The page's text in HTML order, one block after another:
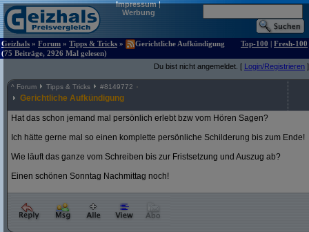
Impressum|
Werbung
Geizhals » Forum » Tipps & Tricks »
Gerichtliche Aufkündigung
(75 Beiträge, 2926 Mal gelesen)
Top-100 | Fresh-100
Du bist nicht angemeldet. [ Login/Registrieren ]
^ Forum Tipps & Tricks #8149772
Gerichtliche Aufkündigung
Hat das schon jemand mal persönlich erlebt bzw vom Hören Sagen?
Ich hätte gerne mal so einen komplette persönliche Schilderung bis zum Ende!
Wie läuft das ganze vom Schreiben bis zur Fristsetzung und Auszug ab?
Einen schönen Sonntag Nachmittag noch!